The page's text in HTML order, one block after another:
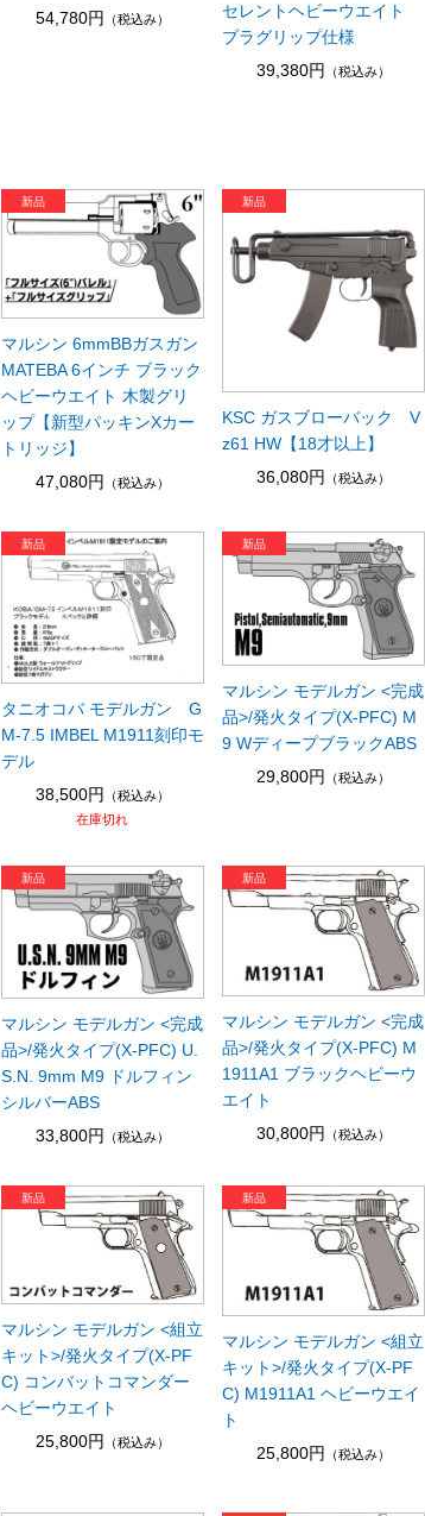
54,780円
（税込み）
セレントヘビーウエイト
プラグリップ仕様
39,380円
（税込み）
マルシン 6mmBBガスガン
MATEBA 6インチ ブラック
ヘビーウエイト 木製グリ
ップ【新型パッキンXカー
トリッジ】
47,080円 （税込み）
KSC ガスブローバック V
z61 HW【18才以上】
36,080円
（税込み）
タニオコバ モデルガン G
M-7.5 IMBEL M1911刻印モ
デル
38,500円
（税込み）
在庫切れ
マルシン モデルガン <完成
品>/発火タイプ(X-PFC) M
9 WディープブラックABS
29,800円
（税込み）
マルシン モデルガン <完成
品>/発火タイプ(X-PFC) U.
S.N. 9mm M9 ドルフィン
シルバーABS
33,800円
（税込み）
マルシン モデルガン <完成
品>/発火タイプ(X-PFC) M
1911A1 ブラックヘビーウ
エイト
30,800円
（税込み）
マルシン モデルガン <組立
キット>/発火タイプ(X-PF
C) コンバットコマンダー
ヘビーウエイト
25,800円
（税込み）
マルシン モデルガン <組立
キット>/発火タイプ(X-PF
C) M1911A1 ヘビーウエイ
ト
25,800円
（税込み）